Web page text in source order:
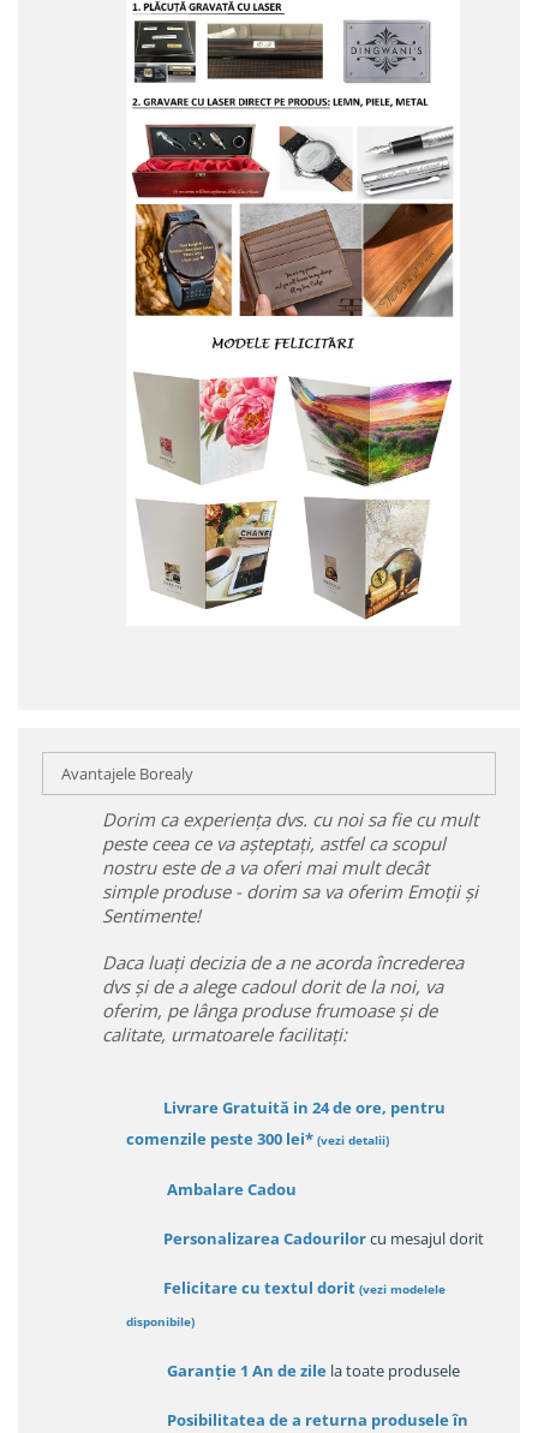
Avantajele Borealy
Dorim ca experiența dvs. cu noi sa fie cu mult
peste ceea ce va așteptați, astfel ca scopul
nostru este de a va oferi mai mult decât
simple produse - dorim sa va oferim Emoții și
Sentimente!
Daca luați decizia de a ne acorda încrederea
dvs și de a alege cadoul dorit de la noi, va
oferim, pe lânga produse frumoase și de
calitate, urmatoarele facilitați:
Livrare Gratuită in 24 de ore, pentru
comenzile peste 300 lei* (vezi detalii)
Ambalare Cadou
Personalizarea Cadourilorcu mesajul dorit
Felicitare cu textul dorit (vezi modelele
disponibile)
Garanție 1 An de zile la toate produsele
Posibilitatea de a returna produsele în